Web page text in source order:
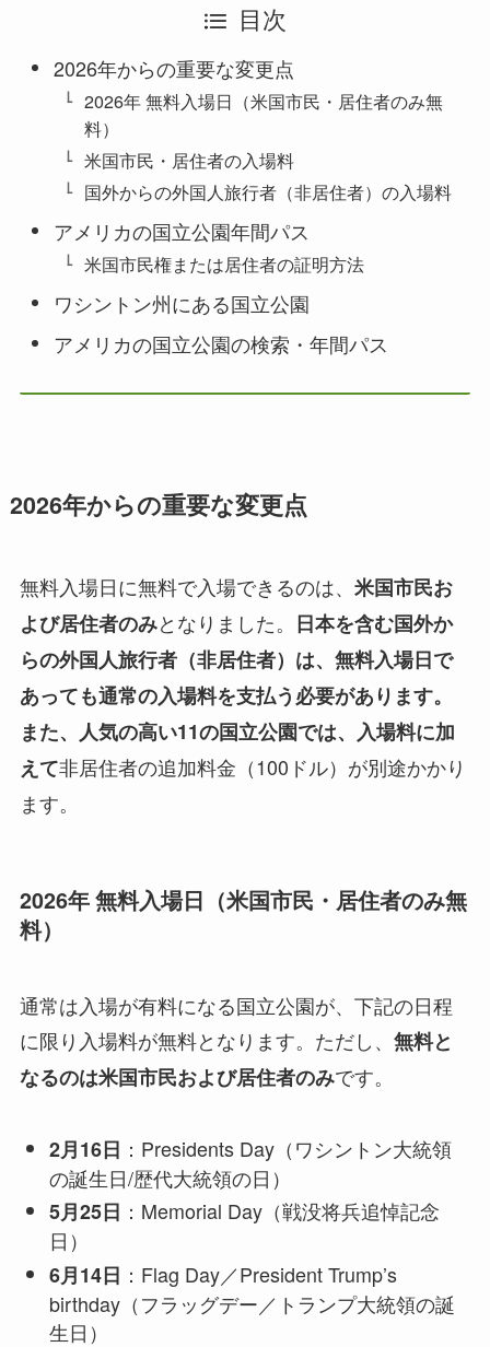
目次
2026年からの重要な変更点
2026年 無料入場日（米国市民・居住者のみ無
料）
米国市民・居住者の入場料
国外からの外国人旅行者（非居住者）の入場料
アメリカの国立公園年間パス
米国市民権または居住者の証明方法
ワシントン州にある国立公園
アメリカの国立公園の検索・年間パス
2026年からの重要な変更点
無料入場日に無料で入場できるのは、 米国市民お
よび居住者のみとなりました。 日本を含む国外か
らの外国人旅行者（非居住者）は、無料入場日で
あっても通常の入場料を支払う必要があります。
また、人気の高い11の国立公園では、入場料に加
えて非居住者の追加料金（100ドル）が別途かかり
ます。
2026年 無料入場日（米国市民・居住者のみ無
料）
通常は入場が有料になる国立公園が、下記の日程
に限り入場料が無料となります。ただし、 無料と
なるのは米国市民および居住者のみです。
2月16日 ：Presidents Day（ワシントン大統領
の誕生日/歴代大統領の日）
5月25日 ：Memorial Day（戦没将兵追悼記念
日）
6月14日 ：Flag Day／President Trump’s
birthday（フラッグデー／トランプ大統領の誕
生日）